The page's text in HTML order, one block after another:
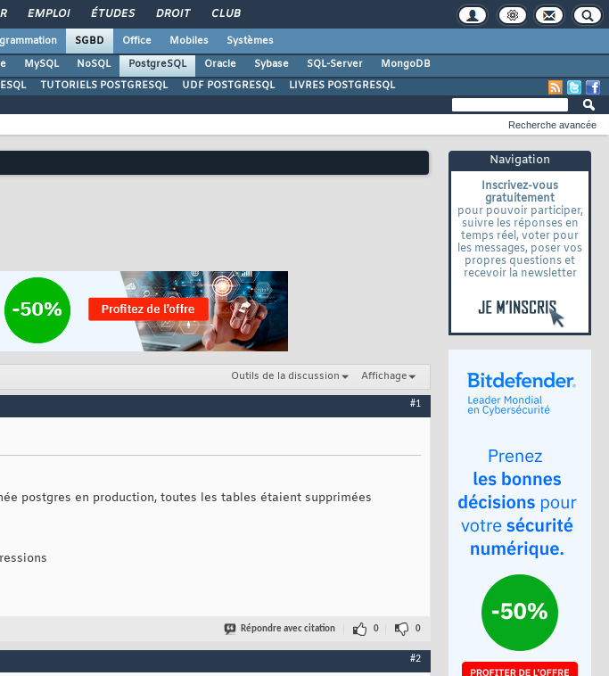
EMPLOI ÉTUDES DROIT CLUB
SGBD Office Mobiles
Systèmes
MySQL NoSQL PostgreSQL Oracle Sybase SQL-Server
MongoDB
TUTORIELS POSTGRESQL UDF POSTGRESQL LIVRES POSTGRESQL
Navigation
Inscrivez-vous
gratuitement
pour pouvoir participer,
suivre les réponses en
temps réel, voter pour
les messages, poser vos
propres questions et
recevoir la newsletter
Recherche avancée
Outils de la discussion Affichage
#1
postgres en production, toutes les tables étaient supprimées
Répondre avec citation 0 0
#2